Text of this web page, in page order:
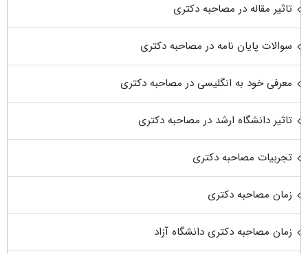
تاثیر مقاله در مصاحبه دکتری
سوالات پایان نامه در مصاحبه دکتری
معرفی خود به انگلیسی در مصاحبه دکتری
تاثیر دانشگاه ارشد در مصاحبه دکتری
تجربیات مصاحبه دکتری
زمان مصاحبه دکتری
زمان مصاحبه دکتری دانشگاه آزاد